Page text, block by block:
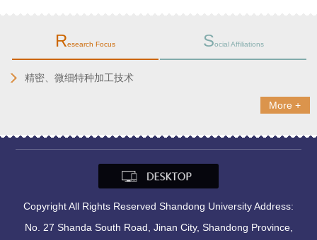
Research Focus Social Affiliations
精密、微细特种加工技术
More +
Copyright All Rights Reserved Shandong University Address:
No. 27 Shanda South Road, Jinan City, Shandong Province,